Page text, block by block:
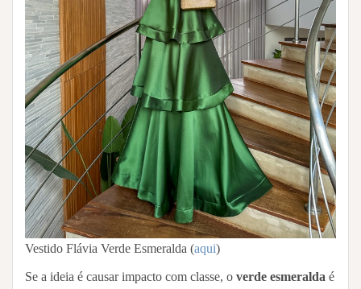
Vestido Flávia Verde Esmeralda (aqui)
Se a ideia é causar impacto com classe, o verde esmeralda é